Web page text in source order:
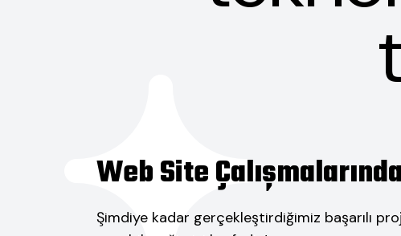
Web Site
Şimdiye kadar gerçekleştirdiğimiz başarılı